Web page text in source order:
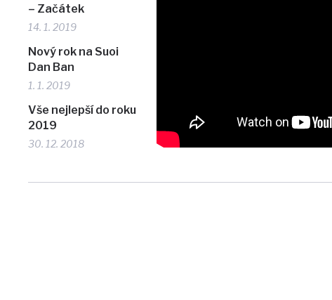
– Začátek
14. 1. 2019
Nový rok na Suoi
Dan Ban
1. 1. 2019
Vše nejlepší do roku
2019
30. 12. 2018